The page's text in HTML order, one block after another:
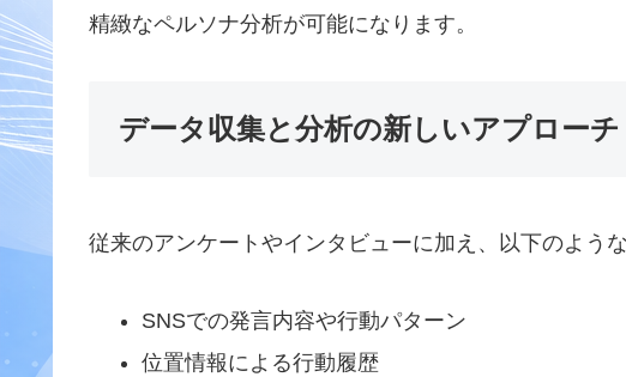
精緻なペルソナ分析が可能になります。
データ収集と分析の新しいアプローチ
従来のアンケートやインタビューに加え、以下のよう
SNSでの発言内容や行動パターン
位置情報による行動履歴